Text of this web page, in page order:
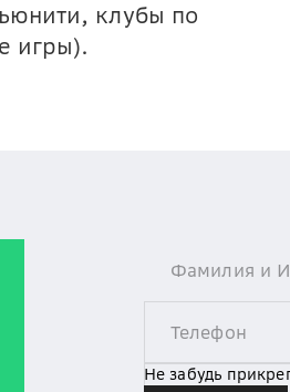
клубы по
игры).
Не забудь